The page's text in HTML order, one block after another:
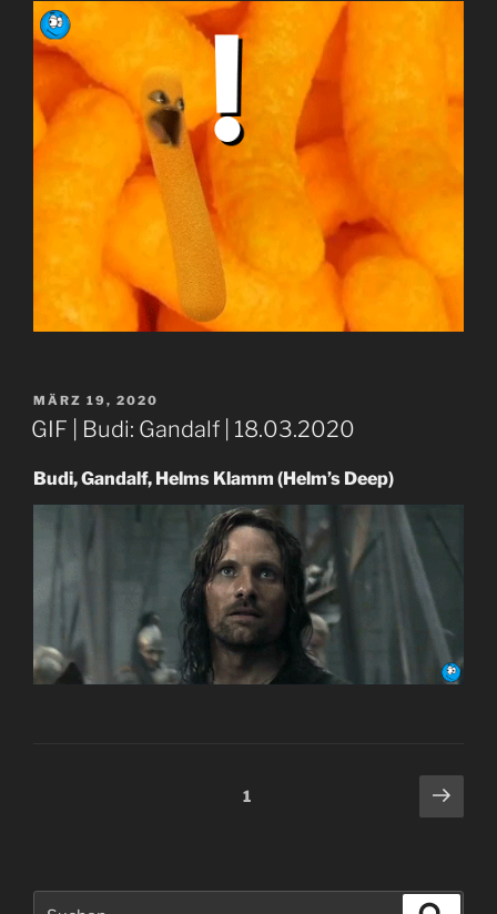
VERÖFFENTLICHT
AM
MÄRZ 19, 2020
GIF | Budi: Gandalf | 18.03.2020
Budi, Gandalf, Helms Klamm (Helm’s Deep)
Seite1